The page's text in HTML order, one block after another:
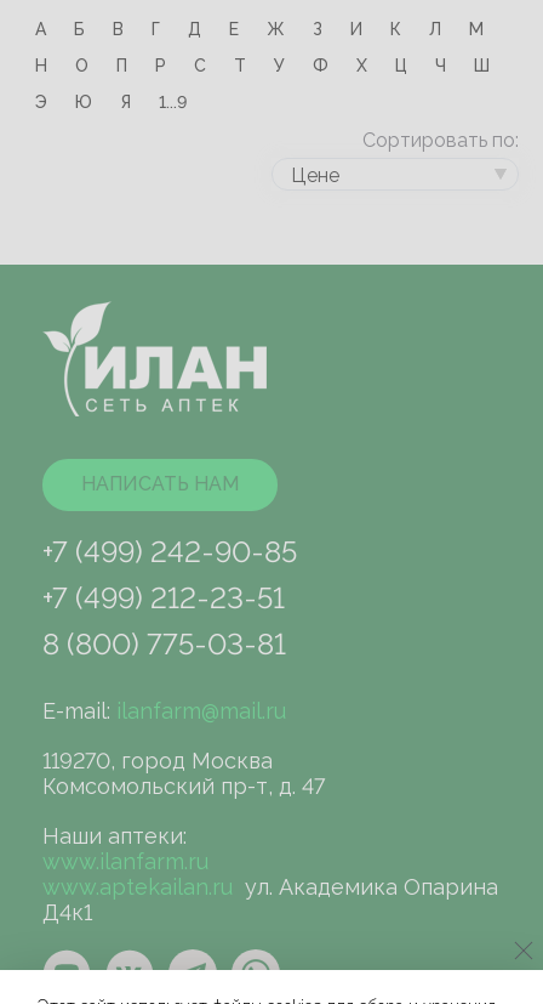
А Б В Г Д Е Ж З И К Л
М
Н
О П Р С Т У Ф Х Ц Ч
Ш
Э
Ю Я 1...9
Сортировать по:
Цене
НАПИСАТЬ НАМ
+7 (499) 242-90-85
+7 (499) 212-23-51
8 (800) 775-03-81
E-mail: ilanfarm@mail.ru
119270, город Москва
Комсомольский пр-т, д. 47
Наши аптеки:
www.ilanfarm.ru
www.aptekailan.ru ул. Академика Опарина
Д4к1